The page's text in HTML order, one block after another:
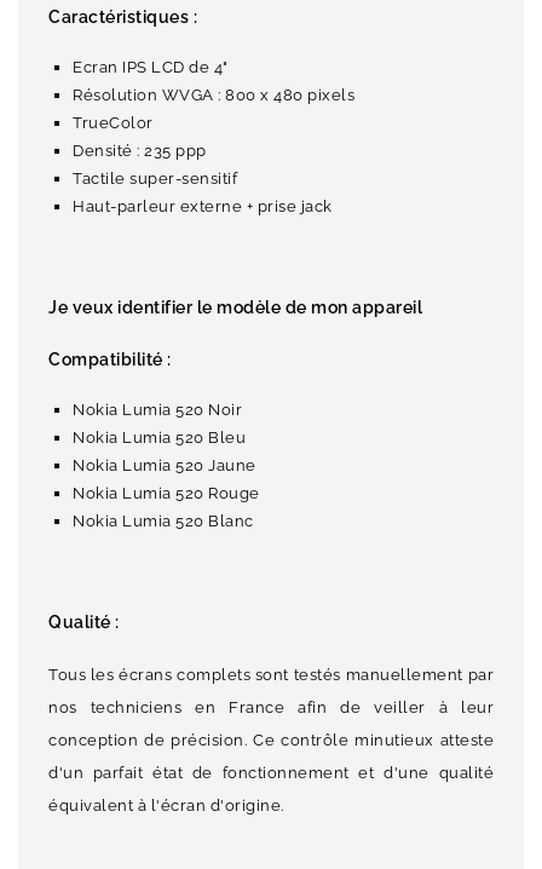
Caractéristiques :
Ecran IPS LCD de 4"
Résolution WVGA : 800 x 480 pixels
TrueColor
Densité : 235 ppp
Tactile super-sensitif
Haut-parleur externe + prise jack
Je veux identifier le modèle de mon appareil
Compatibilité :
Nokia Lumia 520 Noir
Nokia Lumia 520 Bleu
Nokia Lumia 520 Jaune
Nokia Lumia 520 Rouge
Nokia Lumia 520 Blanc
Qualité :
Tous les écrans complets sont testés manuellement par
nos techniciens en France afin de veiller à leur
conception de précision. Ce contrôle minutieux atteste
d'un parfait état de fonctionnement et d'une qualité
équivalent à l'écran d'origine.